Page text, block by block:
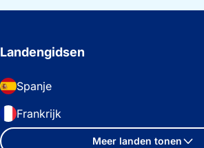
Landengidsen
Spanje
Frankrijk
Meer landen tonen